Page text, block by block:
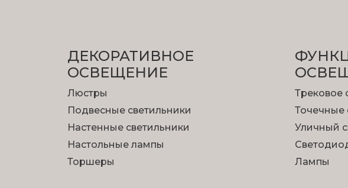
ДЕКОРАТИВНОЕ
ОСВЕЩЕНИЕ
Люстры
Подвесные светильники
Настенные светильники
Настольные лампы
Торшеры
Трековое
Точечные
Уличный
Лампы